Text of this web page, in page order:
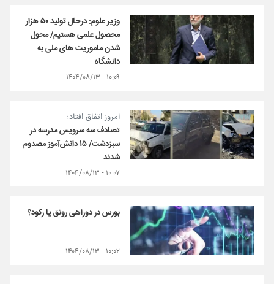
وزیر علوم: درحال تولید ۵۰ هزار
محصول علمی هستیم/ محول
شدن ماموریت های ملی به
دانشگاه
۱۰:۰۹ - ۱۴۰۴/۰۸/۱۳
امروز اتفاق افتاد؛
تصادف سه سرویس مدرسه در
سبزدشت/ ۱۵ دانش‌آموز مصدوم
شدند
۱۰:۰۷ - ۱۴۰۴/۰۸/۱۳
بورس در دوراهی رونق یا رکود؟
۱۰:۰۲ - ۱۴۰۴/۰۸/۱۳